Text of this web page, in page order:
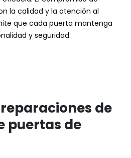
la calidad y la atención al
que cada puerta mantenga
y seguridad.
de
puertas de